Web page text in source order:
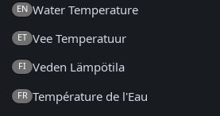
EN Water Temperature
ET Vee Temperatuur
FI Veden Lämpötila
FR Température de l'Eau